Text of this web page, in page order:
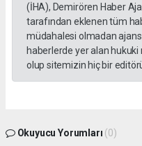
(İHA), Demirören Haber
tarafından eklenen tüm
müdahalesi olmadan
haberlerde yer alan
olup sitemizin hiç bir
Okuyucu Yorumları (0)